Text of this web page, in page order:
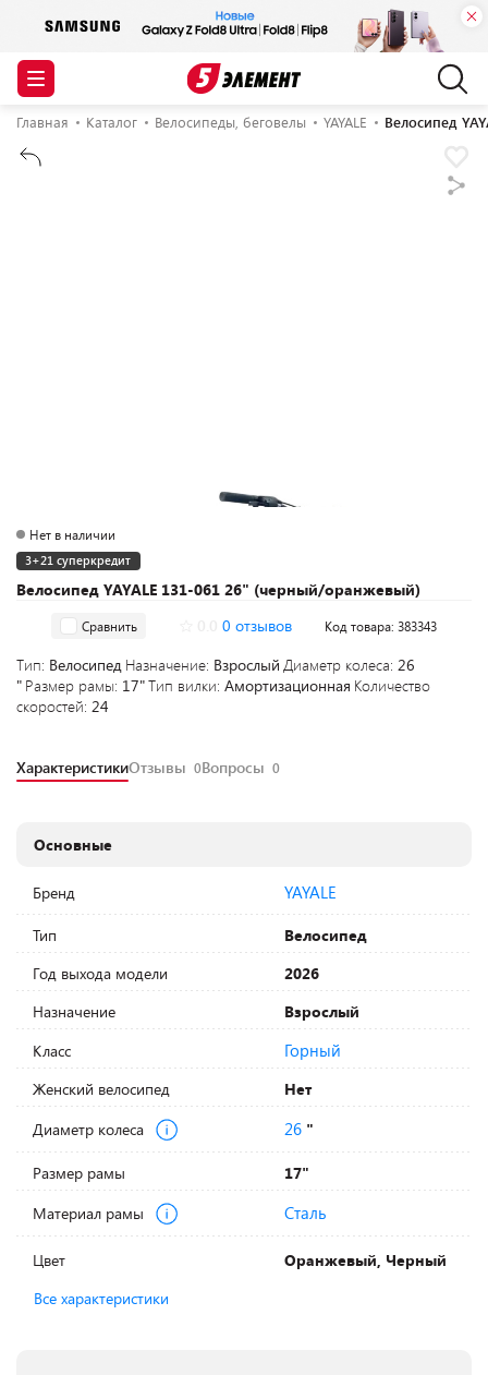
Главная Каталог Велосипеды, беговелы YAYALE Велосипед
Велосипед YAYALE 131-061 26" (черный/оранжевый)
Нет в наличии
3+21 суперкредит
Сравнить 0 отзывов Код товара: 383343
Тип: Велосипед Назначение: Взрослый Диаметр колеса: 26
" Размер рамы: 17"Тип вилки: Амортизационная Количество
скоростей: 24
ХарактеристикиОтзывы 0Вопросы 0
Основные
Бренд YAYALE
Тип
Велосипед
Год выхода модели
2026
Назначение
Взрослый
Класс
Горный
Женский велосипед
Нет
Диаметр колеса
26 "
Размер рамы
17"
Материал рамы
Сталь
Цвет
Оранжевый, Черный
Все характеристики